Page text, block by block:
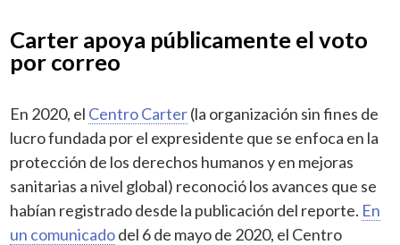
Carter apoya públicamente el voto
por correo
En 2020, el Centro Carter(la organización sin fines de
lucro fundada por el expresidente que se enfoca en la
protección de los derechos humanos y en mejoras
sanitarias a nivel global) reconoció los avances que se
habían registrado desde la publicación del reporte. En
un comunicadodel 6 de mayo de 2020, el Centro